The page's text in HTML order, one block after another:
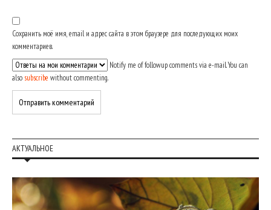
Сохранить моё имя, email и адрес сайта в этом браузере для последующих моих
комментариев.
Notify me of followup comments via e-mail. You can
also subscribe without commenting.
АКТУАЛЬНОЕ